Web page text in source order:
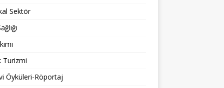
Sektör
Turizmi
Öyküleri-Röportaj